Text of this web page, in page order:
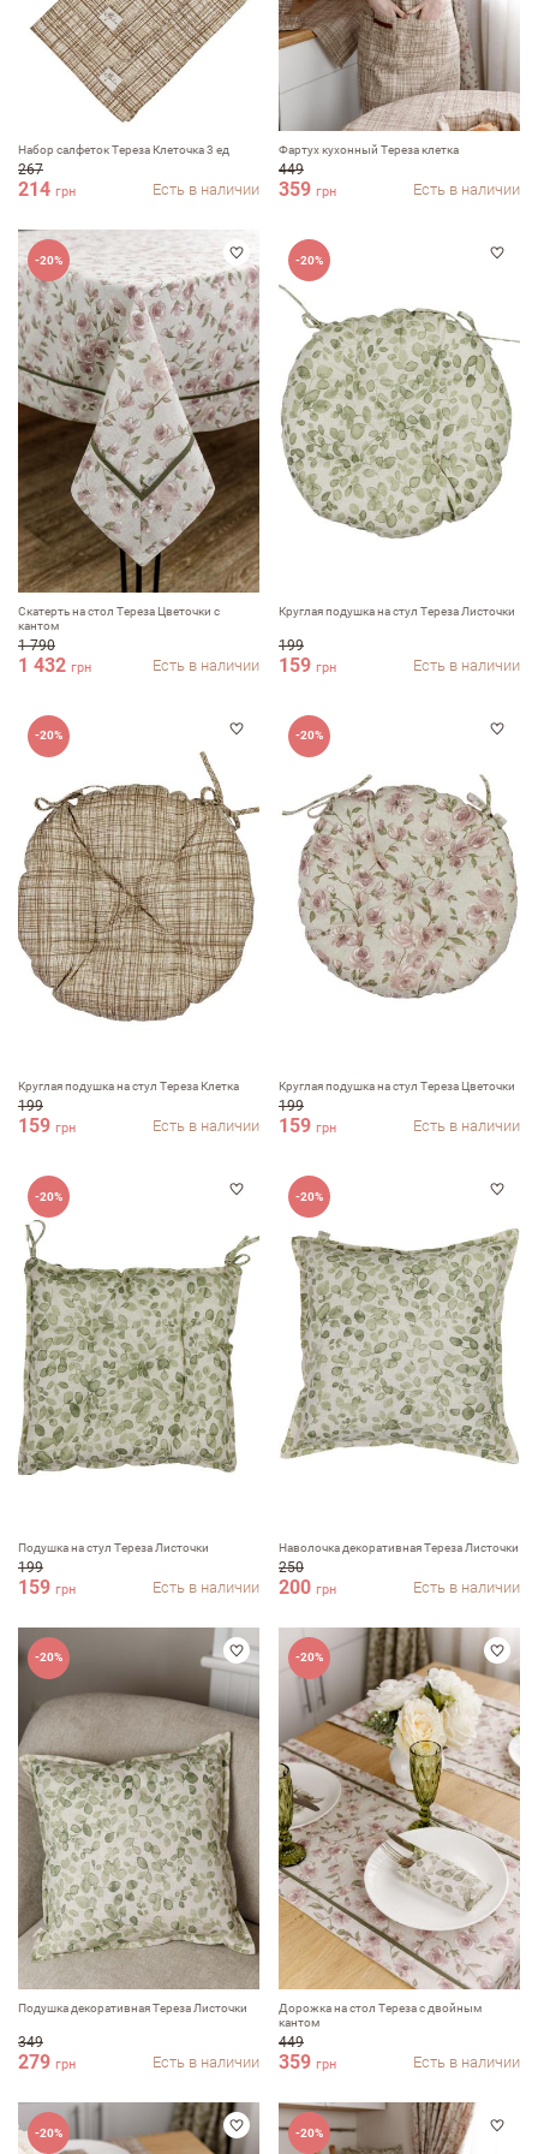
Набор салфеток Тереза Клеточка 3 ед
267
214 грн Есть в наличии
Фартух кухонный Тереза клетка
449
359 грн Есть в наличии
-20%
Скатерть на стол Тереза Цветочки с
кантом
1 790
1 432 грн Есть в наличии
-20%
Круглая подушка на стул Тереза Листочки
199
159 грн Есть в наличии
-20%
Круглая подушка на стул Тереза Клетка
199
159 грн Есть в наличии
-20%
Круглая подушка на стул Тереза Цветочки
199
159 грн Есть в наличии
-20%
Подушка на стул Тереза Листочки
199
159 грн Есть в наличии
-20%
Наволочка декоративная Тереза Листочки
250
200 грн Есть в наличии
-20%
Подушка декоративная Тереза Листочки
349
279 грн Есть в наличии
-20%
Дорожка на стол Тереза с двойным
кантом
449
359 грн Есть в наличии
-20% -20%
Оставить отзыв
ФИО